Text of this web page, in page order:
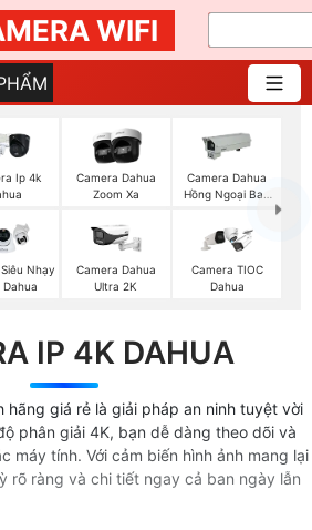
WIFI
Ip 4k
Camera Dahua
Zoom Xa
Camera Dahua
Hồng Ngoại Ban
Nhạy
Dahua
Camera Dahua
Ultra 2K
Camera TIOC
Dahua
IP 4K DAHUA
hãng giá rẻ là giải pháp an ninh tuyệt vời
phân giải 4K, bạn dễ dàng theo dõi và
máy tính. Với cảm biến hình ảnh mang lại
rõ ràng và chi tiết ngay cả ban ngày lẫn